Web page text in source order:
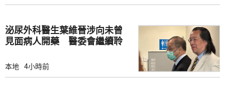
泌尿外科醫生葉維晉涉向未曾
見面病人開藥 醫委會繼續聆
本地 4小時前